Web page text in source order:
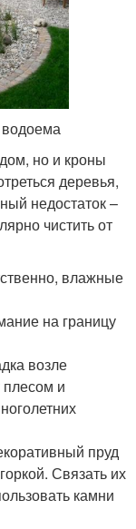
но и кроны
деревья,
недостаток –
чистить от
влажные
на границу
возле
и
пруд
Связать их
камни